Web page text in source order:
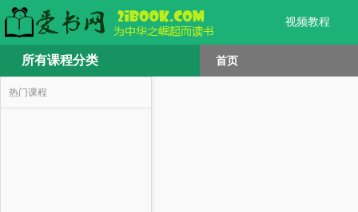
视频教程
所有课程分类 首页
热门课程